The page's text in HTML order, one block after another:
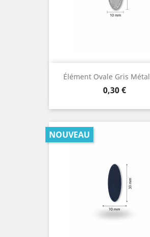
Élément Ovale Gris
Prix
0,30 €
NOUVEAU